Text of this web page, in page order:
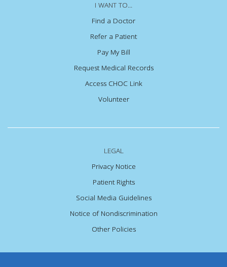
I WANT TO...
Find a Doctor
Refer a Patient
Pay My Bill
Request Medical Records
Access CHOC Link
Volunteer
LEGAL
Privacy Notice
Patient Rights
Social Media Guidelines
Notice of Nondiscrimination
Other Policies